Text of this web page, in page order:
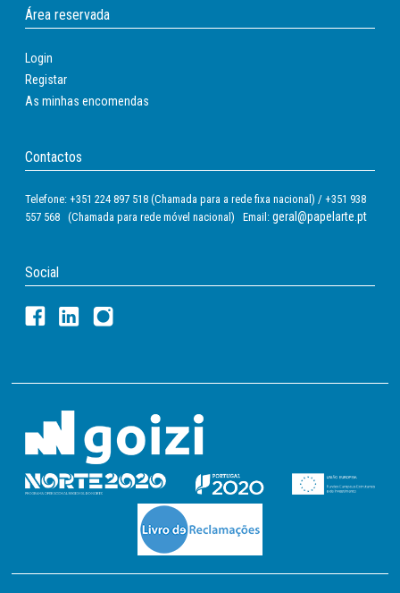
Área reservada
Login
Registar
As minhas encomendas
Contactos
Telefone: +351 224 897 518 (Chamada para a rede fixa nacional) / +351 938
557 568 (Chamada para rede móvel nacional) Email: geral@papelarte.pt
Social